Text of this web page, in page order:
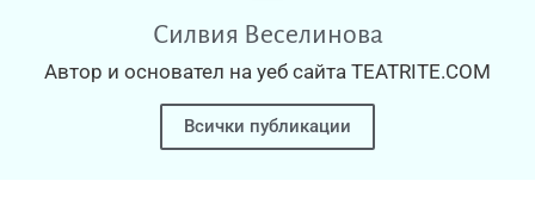
Силвия Веселинова
Автор и основател на уеб сайта TEATRITE.COM
Всички публикации